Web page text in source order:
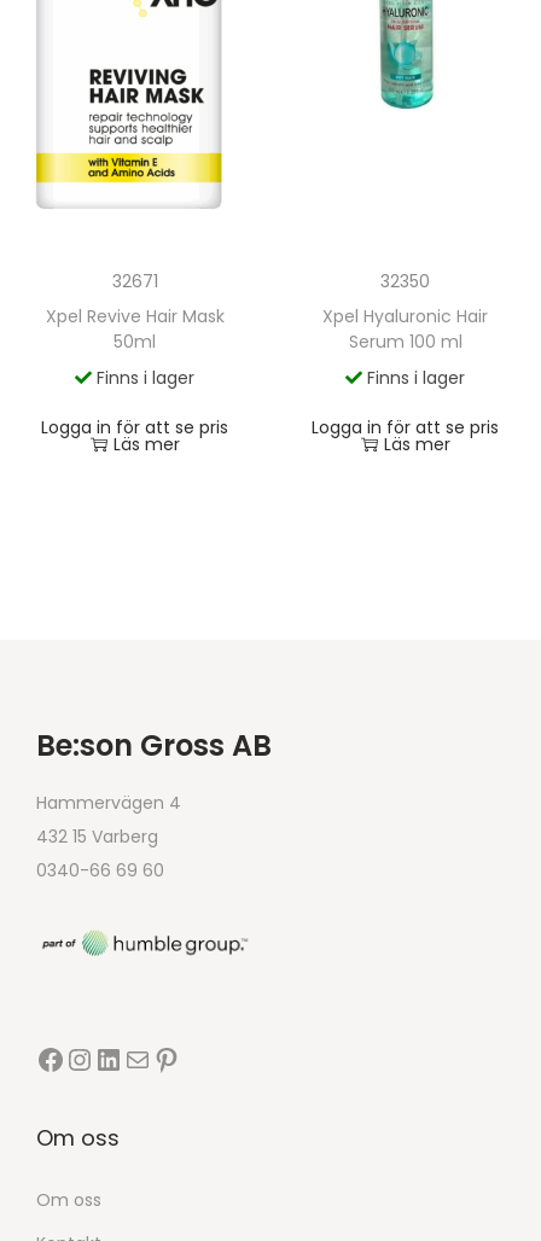
32671
Xpel Revive Hair Mask
50ml
Finns i lager
Logga in för att se pris
Läs mer
32350
Xpel Hyaluronic Hair
Serum 100 ml
Finns i lager
Logga in för att se pris
Läs mer
Be:son Gross AB
Hammervägen 4
432 15 Varberg
0340-66 69 60
Om oss
Om oss